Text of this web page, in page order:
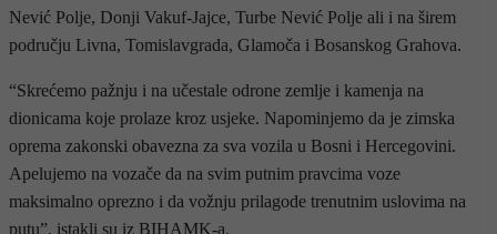
Nević Polje, Donji Vakuf-Jajce, Turbe Nević Polje ali i na širem
području Livna, Tomislavgrada, Glamoča i Bosanskog Grahova.
“Skrećemo pažnju i na učestale odrone zemlje i kamenja na
dionicama koje prolaze kroz usjeke. Napominjemo da je zimska
oprema zakonski obavezna za sva vozila u Bosni i Hercegovini.
Apelujemo na vozače da na svim putnim pravcima voze
maksimalno oprezno i da vožnju prilagode trenutnim uslovima na
putu”, istakli su iz BIHAMK-a.